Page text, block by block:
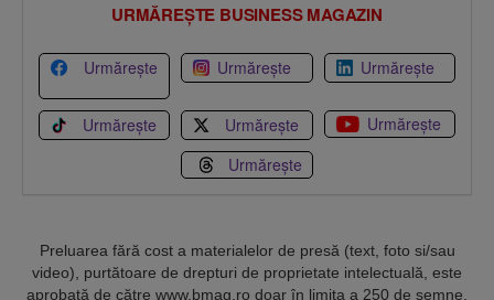
URMĂREȘTE BUSINESS MAGAZIN
Urmărește Urmărește Urmărește
Urmărește Urmărește
Urmărește
Urmărește
Preluarea fără cost a materialelor de presă (text, foto si/sau
video), purtătoare de drepturi de proprietate intelectuală, este
aprobată de către www.bmag.ro doar în limita a 250 de semne.